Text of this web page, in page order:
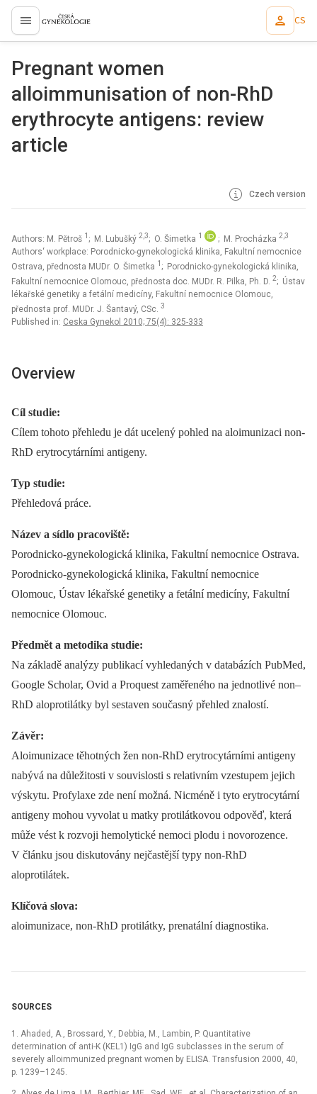
proLékaře.cz CS
Pregnant women
alloimmunisation of non-RhD
erythrocyte antigens: review
article
Czech version
Authors: M. Pětroš 1 ; M. Lubušký 2,3; O. Šimetka 1 ; M. Procházka 2,3
Authors‘ workplace: Porodnicko-gynekologická klinika, Fakultní nemocnice
Ostrava, přednosta MUDr. O. Šimetka 1 ; Porodnicko-gynekologická klinika,
Fakultní nemocnice Olomouc, přednosta doc. MUDr. R. Pilka, Ph. D. 2; Ústav
lékařské genetiky a fetální medicíny, Fakultní nemocnice Olomouc,
přednosta prof. MUDr. J. Šantavý, CSc. 3
Published in: Ceska Gynekol 2010; 75(4): 325-333
Overview
Cíl studie:
Cílem tohoto přehledu je dát ucelený pohled na aloimunizaci non-
RhD erytrocytárními antigeny.
Typ studie:
Přehledová práce.
Název a sídlo pracoviště:
Porodnicko-gynekologická klinika, Fakultní nemocnice Ostrava.
Porodnicko-gynekologická klinika, Fakultní nemocnice
Olomouc, Ústav lékařské genetiky a fetální medicíny, Fakultní
nemocnice Olomouc.
Předmět a metodika studie:
Na základě analýzy publikací vyhledaných v databázích PubMed,
Google Scholar, Ovid a Proquest zaměřeného na jednotlivé non–
RhD aloprotilátky byl sestaven současný přehled znalostí.
Závěr:
Aloimunizace těhotných žen non-RhD erytrocytárními antigeny
nabývá na důležitosti v souvislosti s relativním vzestupem jejich
výskytu. Profylaxe zde není možná. Nicméně i tyto erytrocytární
antigeny mohou vyvolat u matky protilátkovou odpověď, která
může vést k rozvoji hemolytické nemoci plodu i novorozence.
V článku jsou diskutovány nejčastější typy non-RhD
aloprotilátek.
Klíčová slova:
aloimunizace, non-RhD protilátky, prenatální diagnostika.
SOURCES
1. Ahaded, A., Brossard, Y., Debbia, M., Lambin, P. Quantitative
determination of anti-K (KEL1) IgG and IgG subclasses in the serum of
severely alloimmunized pregnant women by ELISA. Transfusion 2000, 40,
p. 1239–1245.